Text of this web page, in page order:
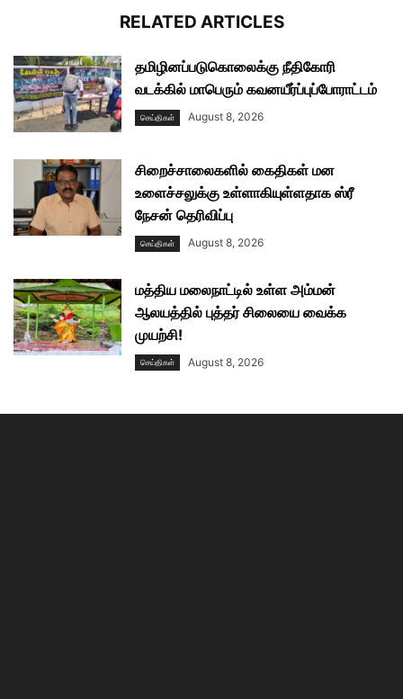
RELATED ARTICLES
தமிழினப்படுகொலைக்கு நீதிகோரி
வடக்கில் மாபெரும் கவனயீர்ப்புப்போராட்டம்
செய்திகள் August 8, 2026
சிறைச்சாலைகளில் கைதிகள் மன
உளைச்சலுக்கு உள்ளாகியுள்ளதாக ஸ்ரீ
நேசன் தெரிவிப்பு
செய்திகள் August 8, 2026
மத்திய மலைநாட்டில் உள்ள அம்மன்
ஆலயத்தில் புத்தர் சிலையை வைக்க
முயற்சி!
செய்திகள் August 8, 2026